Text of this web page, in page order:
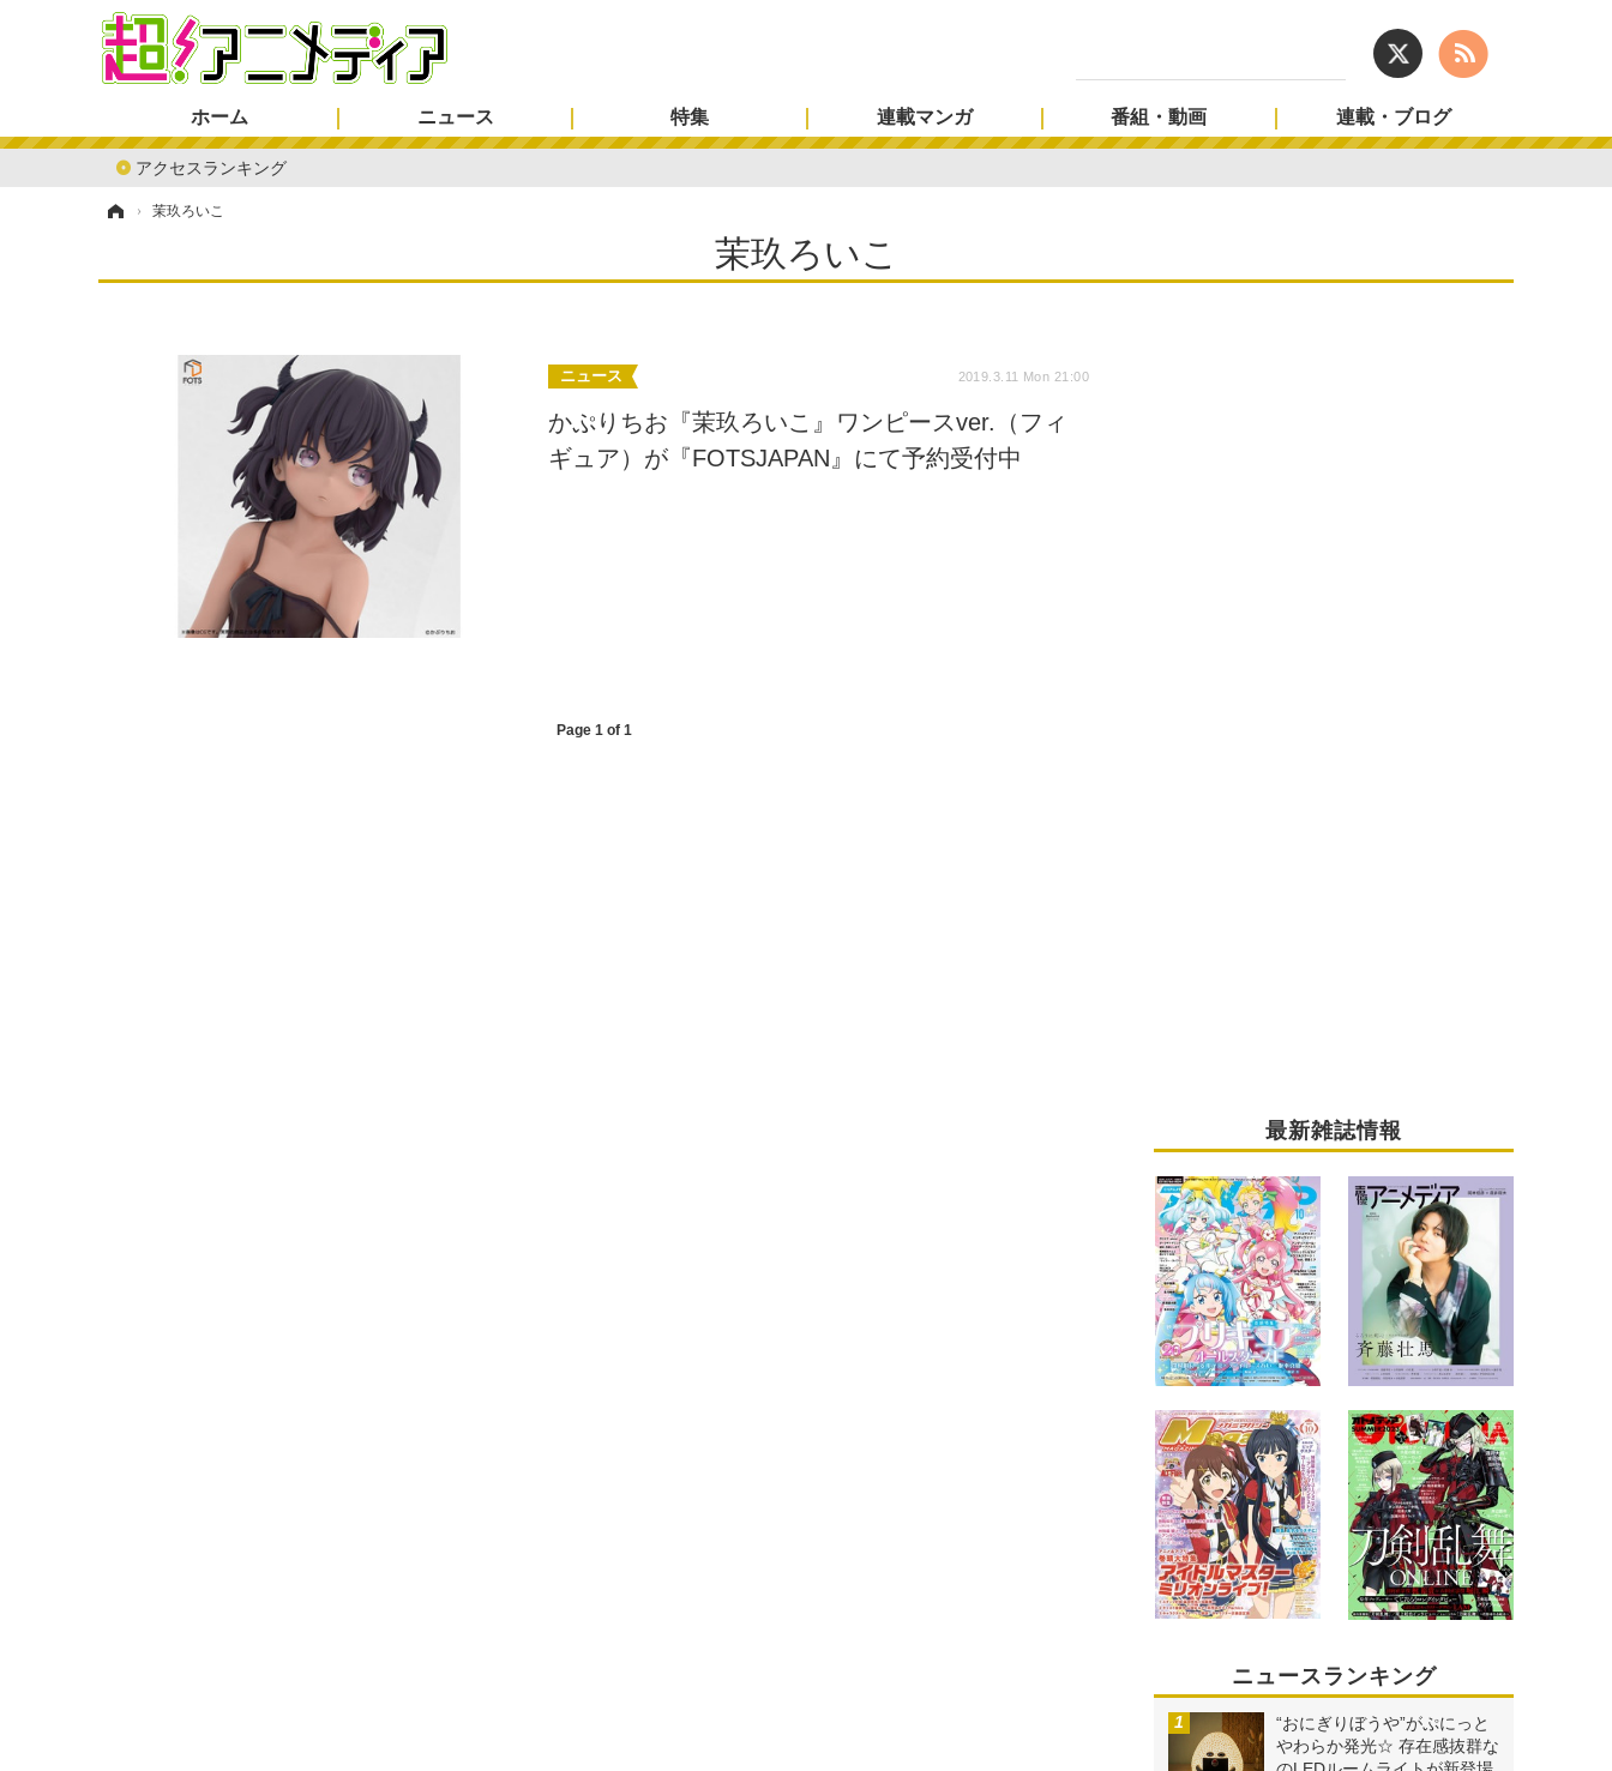
ホーム
アクセスランキング
ニュース 特集 連載マンガ 番組・動画 連載・ブログ
› 茉玖ろいこ
茉玖ろいこ
ニュース 2019.3.11 Mon 21:00
かぷりちお『茉玖ろいこ』ワンピースver.（フィ
ギュア）が『FOTSJAPAN』にて予約受付中
Page 1 of 1
最新雑誌情報
ニュースランキング
“おにぎりぼうや”がぷにっと
やわらか発光☆ 存在感抜群な